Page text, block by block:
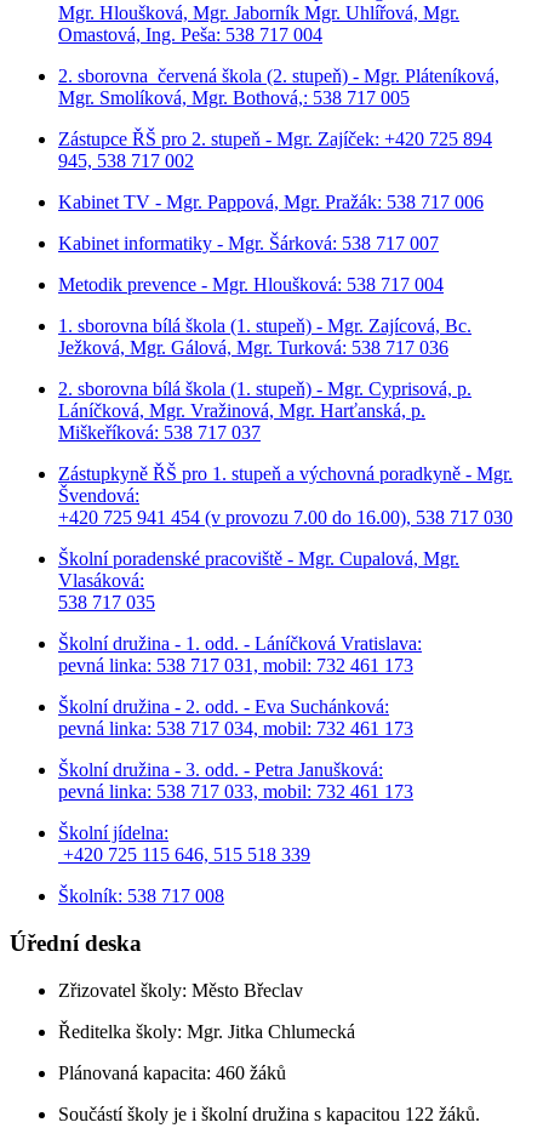
Mgr. Hloušková, Mgr. Jaborník Mgr. Uhlířová, Mgr.
Omastová, Ing. Peša: 538 717 004
2. sborovna červená škola (2. stupeň) - Mgr. Pláteníková,
Mgr. Smolíková, Mgr. Bothová,: 538 717 005
Zástupce ŘŠ pro 2. stupeň - Mgr. Zajíček: +420 725 894
945, 538 717 002
Kabinet TV - Mgr. Pappová, Mgr. Pražák: 538 717 006
Kabinet informatiky - Mgr. Šárková: 538 717 007
Metodik prevence - Mgr. Hloušková: 538 717 004
1. sborovna bílá škola (1. stupeň) - Mgr. Zajícová, Bc.
Ježková, Mgr. Gálová, Mgr. Turková: 538 717 036
2. sborovna bílá škola (1. stupeň) - Mgr. Cyprisová, p.
Láníčková, Mgr. Vražinová, Mgr. Harťanská, p.
Miškeříková: 538 717 037
Zástupkyně ŘŠ pro 1. stupeň a výchovná poradkyně - Mgr.
Švendová:
+420 725 941 454 (v provozu 7.00 do 16.00), 538 717 030
Školní poradenské pracoviště - Mgr. Cupalová, Mgr.
Vlasáková:
538 717 035
Školní družina - 1. odd. - Láníčková Vratislava:
pevná linka: 538 717 031, mobil: 732 461 173
Školní družina - 2. odd. - Eva Suchánková:
pevná linka: 538 717 034, mobil: 732 461 173
Školní družina - 3. odd. - Petra Janušková:
pevná linka: 538 717 033, mobil: 732 461 173
Školní jídelna:
+420 725 115 646, 515 518 339
Školník: 538 717 008
Úřední deska
Zřizovatel školy: Město Břeclav
Ředitelka školy: Mgr. Jitka Chlumecká
Plánovaná kapacita: 460 žáků
Součástí školy je i školní družina s kapacitou 122 žáků.